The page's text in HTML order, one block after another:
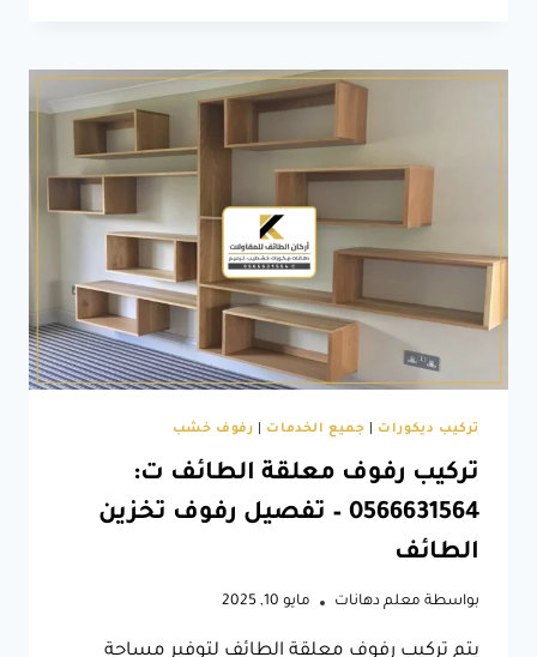
حلول
تصميم
خزائن
الطائف
تركيب ديكورات جميع الخدمات رفوف خشب
تركيب رفوف معلقة الطائف ت:
0566631564 – تفصيل رفوف تخزين
الطائف
بواسطة معلم دهانات مايو 10, 2025
يتم تركيب رفوف معلقة الطائف لتوفير مساحة